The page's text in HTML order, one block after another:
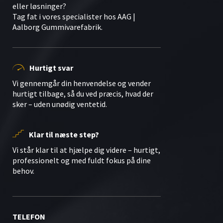
eller løsninger?
Tag fat i vores specialister hos AAG |
Aalborg Gummivarefabrik.
Hurtigt svar
Vi gennemgår din henvendelse og vender
hurtigt tilbage, så du ved præcis, hvad der
sker – uden unødig ventetid.
Klar til næste step?
Vi står klar til at hjælpe dig videre – hurtigt,
professionelt og med fuldt fokus på dine
behov.
TELEFON